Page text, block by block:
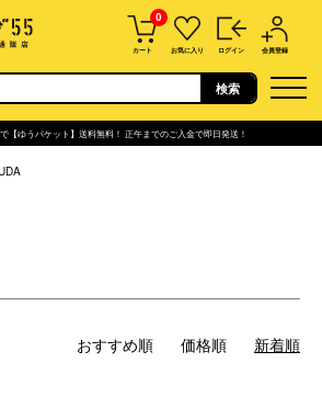
0
カート お気に入り ログイン 会員登録
【ゆうパケット】送料無料！ 正午までのご入金で即日発送！
おすすめ順 価格順 新着順